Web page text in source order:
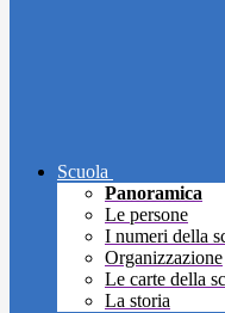
Scuola
Panoramica
Le persone
I numeri della
Organizzazione
Le carte della
La storia